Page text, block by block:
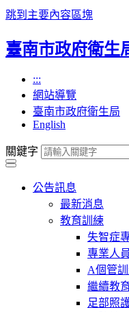
跳到主要內容區塊
臺南市政府衛生
:::
網站導覽
臺南市政府衛生局
English
關鍵字
公告訊息
最新消息
教育訓練
失智症
專業人
A個管
繼續教
足部照